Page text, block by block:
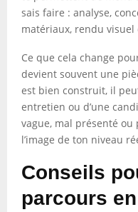
sais faire : analyse,
matériaux, rendu visuel
Ce que cela change
devient souvent une
est bien construit, il
entretien ou d’une
vague, mal présenté
l’image de ton niveau
Conseils
parcours